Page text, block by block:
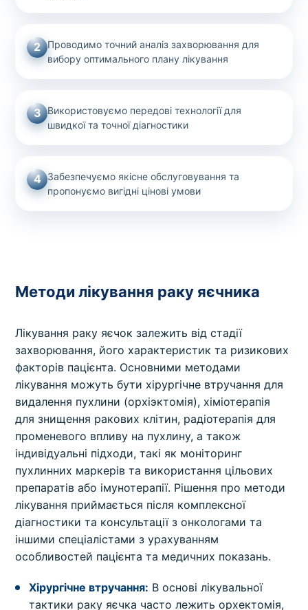
2
Проводимо точний аналіз захворювання для
вибору оптимального плану лікування
3 Використовуємо передові технології для
швидкої та точної діагностики
4 Забезпечуємо якісне обслуговування та
пропонуємо вигідні цінові умови
Методи лікування раку яєчника
Лікування раку яєчок залежить від стадії
захворювання, його характеристик та ризикових
факторів пацієнта. Основними методами
лікування можуть бути хірургічне втручання для
видалення пухлини (орхіэктомія), хіміотерапія
для знищення ракових клітин, радіотерапія для
променевого впливу на пухлину, а також
індивідуальні підходи, такі як моніторинг
пухлинних маркерів та використання цільових
препаратів або імунотерапії. Рішення про методи
лікування приймається після комплексної
діагностики та консультації з онкологами та
іншими спеціалістами з урахуванням
особливостей пацієнта та медичних показань.
Хірургічне втручання: В основі лікувальної
тактики раку яєчка часто лежить орхектомія,